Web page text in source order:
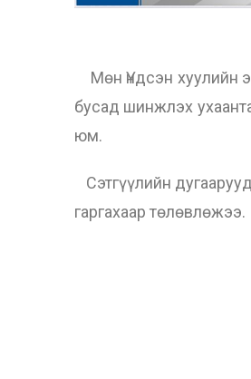
Мөн Үндсэн хуулийн
бусад шинжлэх
юм.
Сэтгүүлийн
гаргахаар төлөвлөжээ.